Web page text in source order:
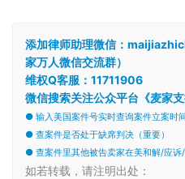
添加律师助理微信：
家万人微信交流群）
维权Q客服：11711906
微信搜索关注公众平台《麦家支
● 输入美国案件号实时查询案件立案时
● 查案件是否处于缺席判决（重要）
● 查案件里其他被告卖家在美和解/应诉
如若转载，请注明出处：